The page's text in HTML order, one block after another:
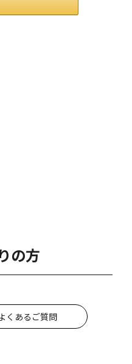
の方
くあるご質問